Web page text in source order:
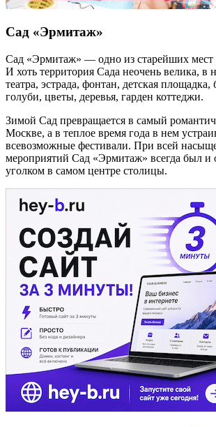
Сад «Эрмитаж»
Сад «Эрмитаж» — одно из старейших мест
И хоть территория Сада неочень велика, в
театра, эстрада, фонтан, детская
голуби, цветы, деревья, гарден коттеджи.
Зимой Сад превращается в самый
Москве, а в теплое время года в нем
всевозможные фестивали. При всей
мероприятий Сад «Эрмитаж» всегда был и
уголком в самом центре столицы.